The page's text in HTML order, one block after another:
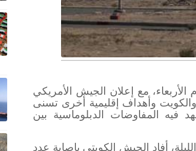
الأربعاء، مع إعلان الجيش الأمريكي
والكويت وأهداف إقليمية أخرى تسنى
المفاوضات الدبلوماسية بين
أفاد الجيش الكويتي بإصابة عدد